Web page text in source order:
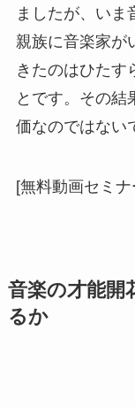
ましたが、いま
親族に音楽家が
きたのはひたす
とです。その結
価なのではない
[無料動画セミ
音楽の才能開
るか